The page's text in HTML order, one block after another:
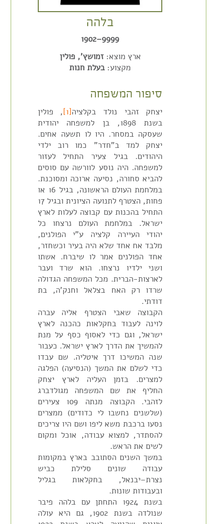
בלהה
9999–1902
ארץ מוצא:זמושץ', פולין
מקצוע:בעלת חנות
סיפור המשפחה
יצחק זהבי נולד בקלציה[1]
, פולין
בשנת 1898, בן למשפחה יהודית
שעסקה במסחר. היו לו תשעה אחים.
יצחק למד ב"חדר" כמו רוב ילדי
היהודים. בגיל צעיר התחיל לעזור
למשפחה. היה נוסע לוורשה עם סוסים
להביא סחורה, נסיעה ארוכה ומסוכנת.
במלחמת העולם הראשונה, בגיל 16 או
פחות, הצטרף לתנועה הציונית ובגיל 17
התחיל בהכנות עם קבוצה לעלות לארץ
ישראל. במלחמת העולם נרצחו כל
יהודי העיירה קלציה ע"י הפולנים,
מלבד אח אחד שלא היה בעיר וכשחזר,
אחד הפולנים אמר לו שיברח. אשתו
ושני ילדיו נרצחו. הוא שרד ועבר
לארצות-הברית. מכל המשפחה הגדולה
שרדו רק האח בצלאל וחנק'ה, בת
דודתי.
הקבוצה שאבי הצטרף אליה עברה
לוינה לעבוד בחקלאות כהכנה לארץ
ישראל, וגם כדי לאסוף כסף על מנת
להמשיך את הדרך לארץ ישראל. כעבור
שנה המשיכו דרך איטליה. שם עבדו
כדי לשלם את המשך (הנסיעה) הפלגה
למצרים. בזמן העליה לארץ יצחק
החליף את שם המשפחה מגולדברג
לזהבי. הקבוצה מנתה 109 צעירים
(שלשנים נחשבו לי כדודים) ממצרים
נסעו ברכבת משא ליפו ושם היו צריכים
להסתדר, למצוא עבודה, אוכל ומקום
לשים את הראש.
במשך השנים הסתובב בארץ במקומות
עבודה שונים סלילת כביש
נצרת–יבנאל, בחקלאות בגליל
ובעבודות שונות.
בשנת 1924 התחתן עם בלהה פיבר
שנולדה בשנת 1902, גם היא עולה